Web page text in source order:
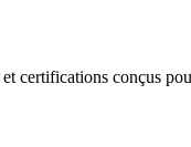
conçus